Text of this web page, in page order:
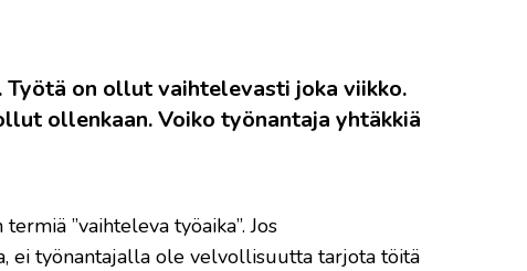
Työtä on ollut vaihtelevasti joka viikko.
ollenkaan. Voiko työnantaja yhtäkkiä
”vaihteleva työaika”. Jos
ei työnantajalla ole velvollisuutta tarjota töitä